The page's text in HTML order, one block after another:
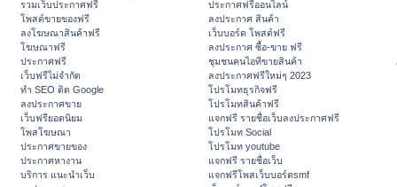
รวมเว็บประกาศฟรี
โพสต์ขายของฟรี
ลงโฆษณาสินค้าฟรี
โฆษณาฟรี
ประกาศฟรี
เว็บฟรีไม่จำกัด
ทำ SEO ติด Google
ลงประกาศขาย
เว็บฟรียอดนิยม
โพสโฆษณา
ประกาศขายของ
ประกาศหางาน
บริการ แนะนำเว็บ
ประกาศฟรีออนไลน์
ลงประกาศ สินค้า
เว็บบอร์ด โพสต์ฟรี
ลงประกาศ ซื้อ-ขาย ฟรี
ชุมชนคนไอทีขายสินค้า
ลงประกาศฟรีใหม่ๆ 2023
โปรโมทธุรกิจฟรี
โปรโมทสินค้าฟรี
แจกฟรี รายชื่อเว็บลงประกาศฟรี
โปรโมท Social
โปรโมท youtube
แจกฟรี รายชื่อเว็บ
แจกฟรีโพสเว็บบอร์ดsmf